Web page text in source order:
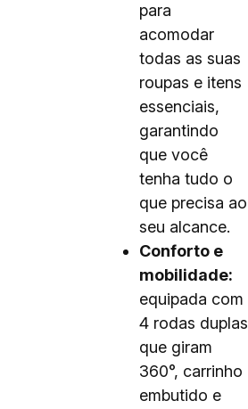
para
acomodar
todas as suas
roupas e itens
essenciais,
garantindo
que você
tenha tudo o
que precisa ao
seu alcance.
Conforto e
mobilidade:
equipada com
4 rodas duplas
que giram
360°, carrinho
embutido e